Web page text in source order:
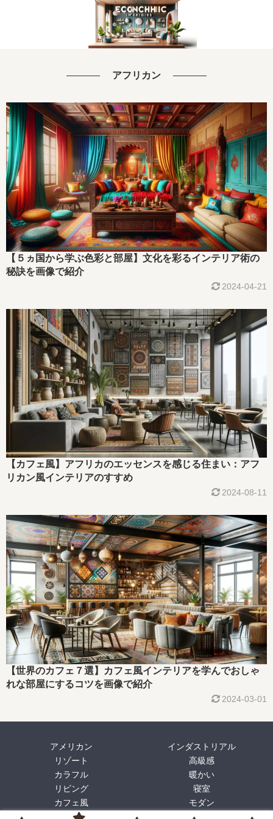
アフリカン
【５ヵ国から学ぶ色彩と部屋】文化を彩るインテリア術の
秘訣を画像で紹介
2024-04-21
【カフェ風】アフリカのエッセンスを感じる住まい：アフ
リカン風インテリアのすすめ
2024-08-11
【世界のカフェ７選】カフェ風インテリアを学んでおしゃ
れな部屋にするコツを画像で紹介
2024-03-01
アメリカン
インダストリアル
リゾート
高級感
カラフル
暖かい
リビング
寝室
カフェ風
モダン
プロフィール